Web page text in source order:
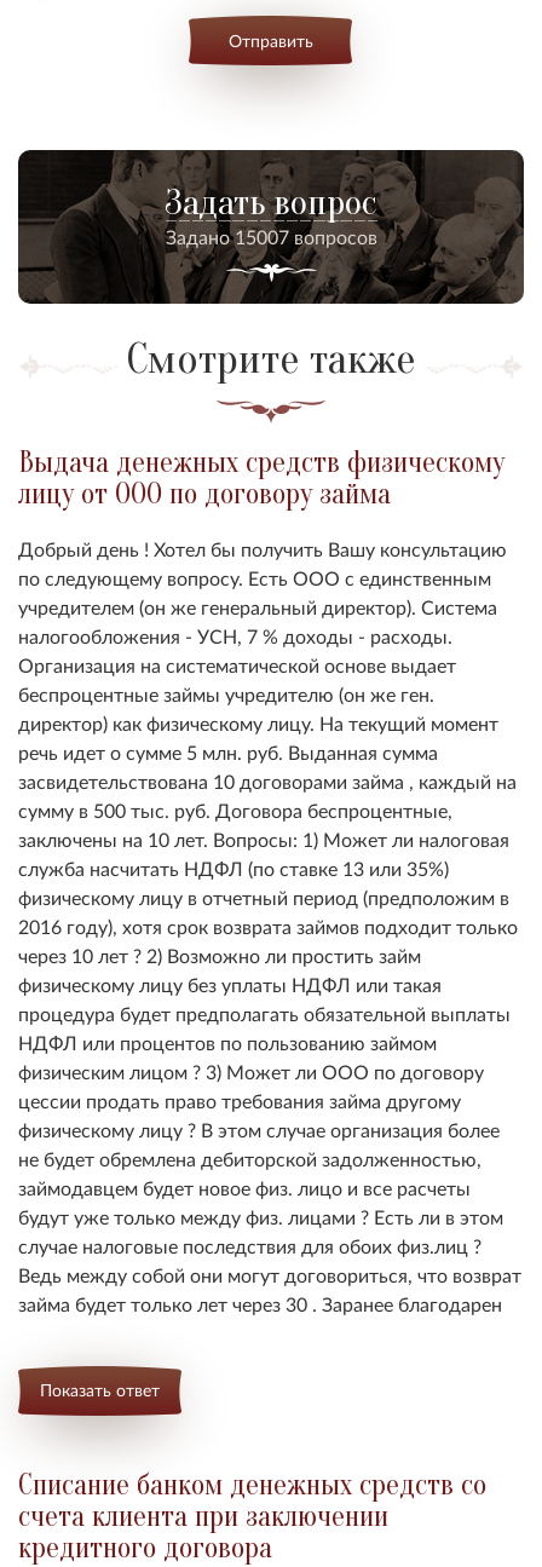
Отправить
Задать вопрос
Задано 15007 вопросов
Смотрите также
Выдача денежных средств физическому
лицу от ООО по договору займа
Добрый день ! Хотел бы получить Вашу консультацию
по следующему вопросу. Есть ООО с единственным
учредителем (он же генеральный директор). Система
налогообложения - УСН, 7 % доходы - расходы.
Организация на систематической основе выдает
беспроцентные займы учредителю (он же ген.
директор) как физическому лицу. На текущий момент
речь идет о сумме 5 млн. руб. Выданная сумма
засвидетельствована 10 договорами займа , каждый на
сумму в 500 тыс. руб. Договора беспроцентные,
заключены на 10 лет. Вопросы: 1) Может ли налоговая
служба насчитать НДФЛ (по ставке 13 или 35%)
физическому лицу в отчетный период (предположим в
2016 году), хотя срок возврата займов подходит только
через 10 лет ? 2) Возможно ли простить займ
физическому лицу без уплаты НДФЛ или такая
процедура будет предполагать обязательной выплаты
НДФЛ или процентов по пользованию займом
физическим лицом ? 3) Может ли ООО по договору
цессии продать право требования займа другому
физическому лицу ? В этом случае организация более
не будет обремлена дебиторской задолженностью,
займодавцем будет новое физ. лицо и все расчеты
будут уже только между физ. лицами ? Есть ли в этом
случае налоговые последствия для обоих физ.лиц ?
Ведь между собой они могут договориться, что возврат
займа будет только лет через 30 . Заранее благодарен
Показать ответ
Списание банком денежных средств со
счета клиента при заключении
кредитного договора